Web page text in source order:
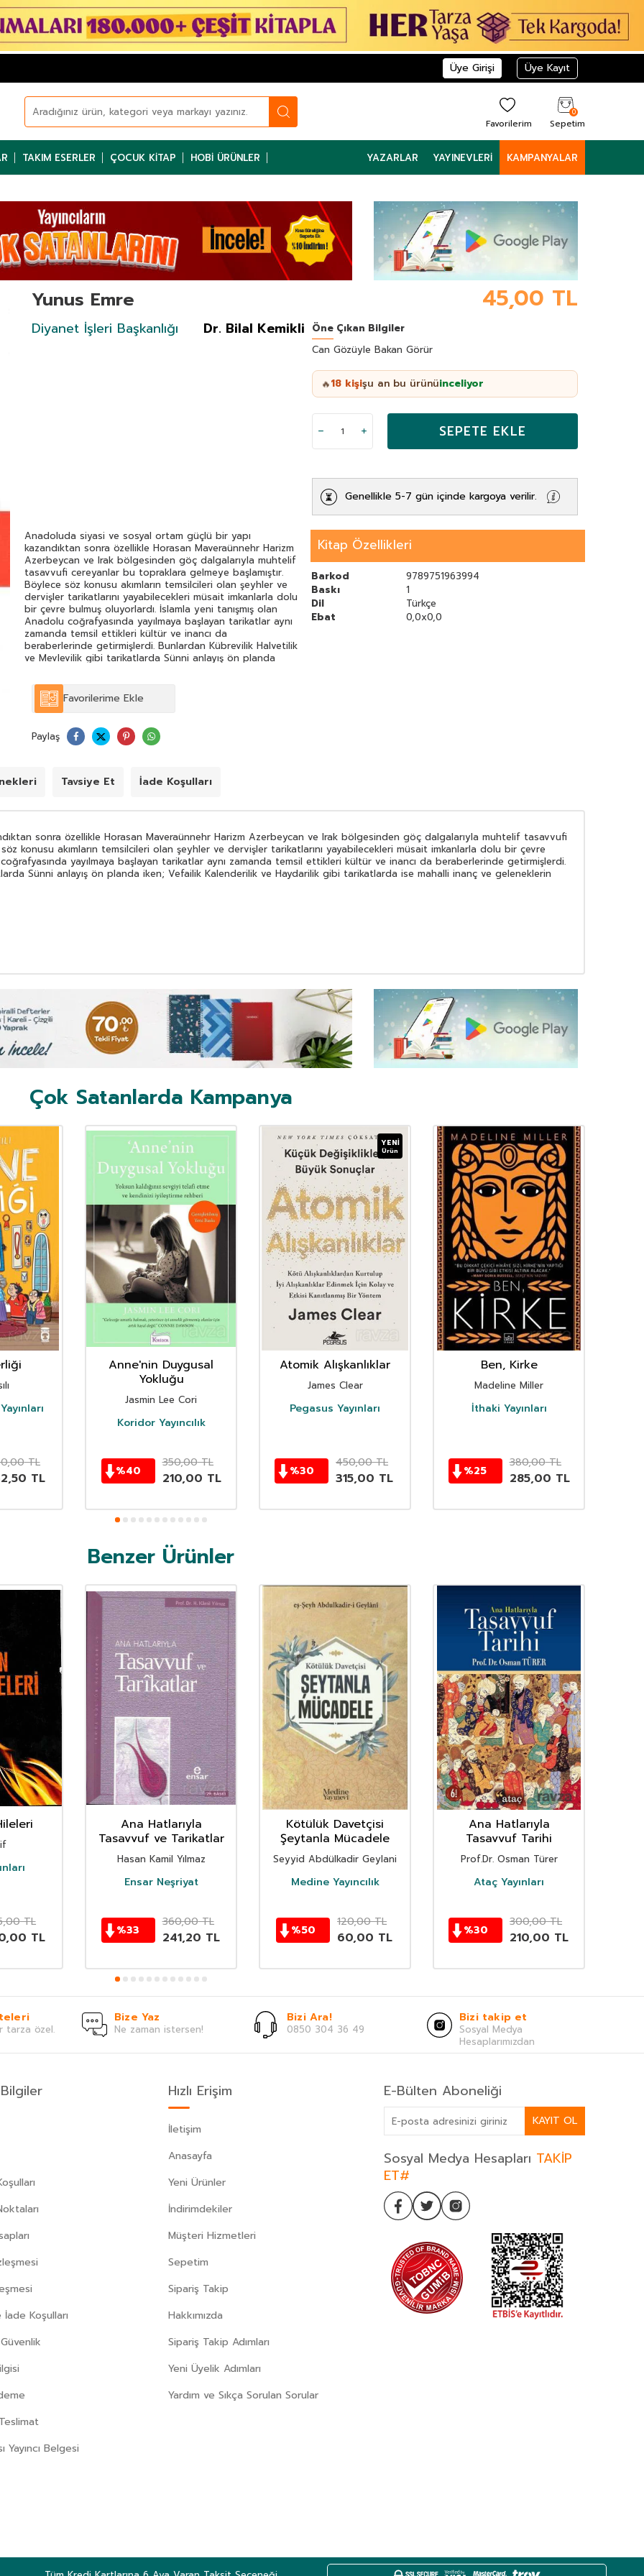
Üye Girişi Üye Kayıt
Favorilerim
0
Sepetim
TAKIM ESERLER ÇOCUK KITAP HOBI ÜRÜNLER YAZARLAR YAYINEVLERI KAMPANYALAR
Yunus Emre
Diyanet İşleri Başkanlığı Dr. Bilal Kemikli
45,00 TL
Öne Çıkan Bilgiler
Can Gözüyle Bakan Görür
🔥18 kişişu an bu ürünüinceliyor
SEPETE EKLE
Genellikle 5-7 gün içinde kargoya verilir.
Anadoluda siyasi ve sosyal ortam güçlü bir yapı
kazandıktan sonra özellikle Horasan Maveraünnehr Harizm
Azerbeycan ve Irak bölgesinden göç dalgalarıyla muhtelif
tasavvufi cereyanlar bu topraklara gelmeye başlamıştır.
Böylece söz konusu akımların temsilcileri olan şeyhler ve
dervişler tarikatlarını yayabilecekleri müsait imkanlarla dolu
bir çevre bulmuş oluyorlardı. İslamla yeni tanışmış olan
Anadolu coğrafyasında yayılmaya başlayan tarikatlar aynı
zamanda temsil ettikleri kültür ve inancı da
beraberlerinde getirmişlerdi. Bunlardan Kübrevilik Halvetilik
ve Mevlevilik gibi tarikatlarda Sünni anlayış ön planda
mahalli inanç ve geleneklerin daha baskın olduğu gayr-ı
Sünni bir eğilim mevcuttu.
Kitap Özellikleri
Barkod
9789751963994
Baskı
1
Dil
Türkçe
Ebat
0,0x0,0
Favorilerime Ekle
Paylaş
Tavsiye Et İade Koşulları
sonra özellikle Horasan Maveraünnehr Harizm Azerbeycan ve Irak bölgesinden göç dalgalarıyla muhtelif tasavvufi
konusu akımların temsilcileri olan şeyhler ve dervişler tarikatlarını yayabilecekleri müsait imkanlarla dolu bir çevre
yayılmaya başlayan tarikatlar aynı zamanda temsil ettikleri kültür ve inancı da beraberlerinde getirmişlerdi.
Sünni anlayış ön planda iken; Vefailik Kalenderilik ve Haydarilik gibi tarikatlarda ise mahalli inanç ve geleneklerin
Çok Satanlarda Kampanya
TL
TL
Anne'nin Duygusal
Yokluğu
Jasmin Lee Cori
Koridor Yayıncılık
%40
350,00TL
210,00 TL
YENI
Ürün
Atomik Alışkanlıklar
James Clear
Pegasus Yayınları
%30
450,00TL
315,00 TL
Ben, Kirke
Madeline Miller
İthaki Yayınları
%25
380,00TL
285,00 TL
Benzer Ürünler
TL
TL
Ana Hatlarıyla
Tasavvuf ve Tarikatlar
Hasan Kamil Yılmaz
Ensar Neşriyat
%33
360,00TL
241,20 TL
Kötülük Davetçisi
Şeytanla Mücadele
Seyyid Abdülkadir Geylani
Medine Yayıncılık
%50
120,00TL
60,00 TL
Ana Hatlarıyla
Tasavvuf Tarihi
Prof.Dr. Osman Türer
Ataç Yayınları
%30
300,00TL
210,00 TL
tarza özel.
Bize Yaz
Ne zaman istersen!
Bizi Ara!
0850 304 36 49
Bizi takip et
Sosyal Medya
Hesaplarımızdan
Koşulları
Yayıncı Belgesi
Hızlı Erişim
İletişim
Anasayfa
Yeni Ürünler
İndirimdekiler
Müşteri Hizmetleri
Sepetim
Sipariş Takip
Hakkımızda
Sipariş Takip Adımları
Yeni Üyelik Adımları
Yardım ve Sıkça Sorulan Sorular
E-Bülten Aboneliği
KAYIT OL
Sosyal Medya Hesapları TAKİP
ET#